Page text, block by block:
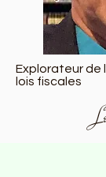
Explorateur
lois fiscales